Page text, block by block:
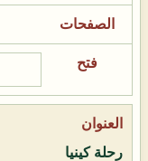
رحلة كينيا